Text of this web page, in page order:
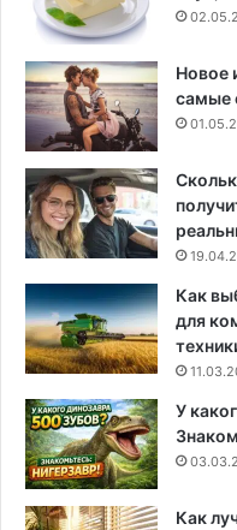
Новое
самые
Как
для
У
Как